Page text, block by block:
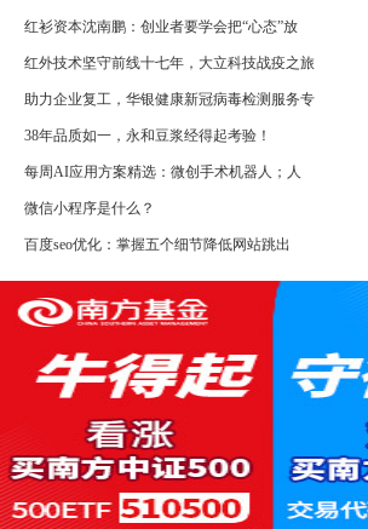
红衫资本沈南鹏：创业者要学会把“心态”放
红外技术坚守前线十七年，大立科技战疫之旅
助力企业复工，华银健康新冠病毒检测服务专
38年品质如一，永和豆浆经得起考验！
每周AI应用方案精选：微创手术机器人；人
微信小程序是什么？
百度seo优化：掌握五个细节降低网站跳出